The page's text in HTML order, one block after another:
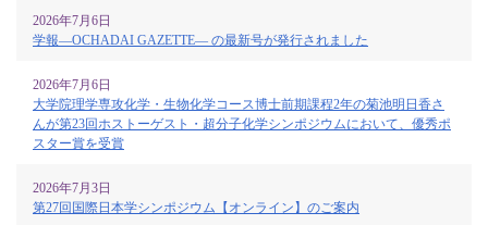
2026年7月6日
学報—OCHADAI GAZETTE— の最新号が発行されました
2026年7月6日
大学院理学専攻化学・生物化学コース博士前期課程2年の菊池明日香さ
んが第23回ホストーゲスト・超分子化学シンポジウムにおいて、優秀ポ
スター賞を受賞
2026年7月3日
第27回国際日本学シンポジウム【オンライン】のご案内